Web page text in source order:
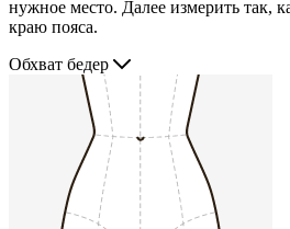
нужное место. Далее измерить так,
краю пояса.
Обхват бедер